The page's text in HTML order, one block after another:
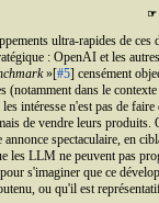
☞
ultra-rapides de ces
: OpenAIet les
»[#5] censément
(notamment dans le
intéresse n'est pas de
de vendre leurs produits.
spectaculaire, en
les LLMne peuvent pas
s'imaginer que ce
ou qu'il est